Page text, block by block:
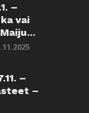
–
vai
–
–